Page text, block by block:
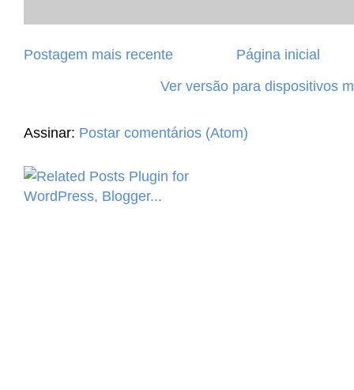
Postagem mais recente
Página inicial
Ver versão para dispositivos
Assinar: Postar comentários (Atom)